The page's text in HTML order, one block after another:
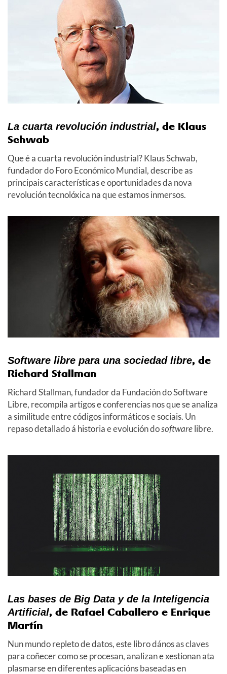
La cuarta revolución industrial, de Klaus
Schwab
Que é a cuarta revolución industrial? Klaus Schwab,
fundador do Foro Económico Mundial, describe as
principais características e oportunidades da nova
revolución tecnolóxica na que estamos inmersos.
Software libre para una sociedad libre, de
Richard Stallman
Richard Stallman, fundador da Fundación do Software
Libre, recompila artigos e conferencias nos que se analiza
a similitude entre códigos informáticos e sociais. Un
repaso detallado á historia e evolución dosoftwarelibre.
Las bases de Big Data y de la Inteligencia
Artificial, de Rafael Caballero e Enrique
Martín
Nun mundo repleto de datos, este libro dános as claves
para coñecer como se procesan, analizan e xestionan ata
plasmarse en diferentes aplicacións baseadas en